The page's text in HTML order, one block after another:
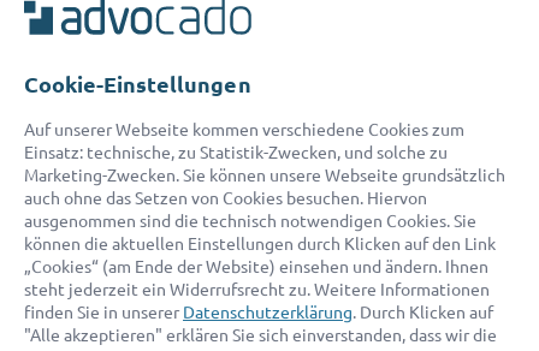
© 2026 advocado - einfach online den passenden Rechtsanwalt finden
Auszeichnungen:
Cookie-Einstellungen
Auf unserer Webseite kommen verschiedene Cookies zum
Einsatz: technische, zu Statistik-Zwecken, und solche zu
Marketing-Zwecken. Sie können unsere Webseite grundsätzlich
auch ohne das Setzen von Cookies besuchen. Hiervon
ausgenommen sind die technisch notwendigen Cookies. Sie
können die aktuellen Einstellungen durch Klicken auf den Link
„Cookies“ (am Ende der Website) einsehen und ändern. Ihnen
steht jederzeit ein Widerrufsrecht zu. Weitere Informationen
finden Sie in unserer Datenschutzerklärung. Durch Klicken auf
"Alle akzeptieren" erklären Sie sich einverstanden, dass wir die